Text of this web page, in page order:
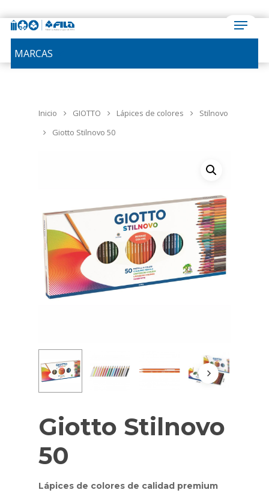
MARCAS
Inicio GIOTTO Lápices de colores
Stilnovo
Giotto Stilnovo 50
Giotto Stilnovo
50
Lápices de colores de calidad premium